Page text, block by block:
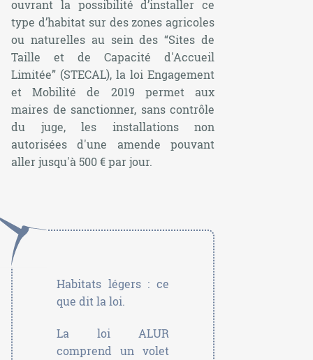
ouvrant la possibilité d’installer ce
type d’habitat sur des zones agricoles
ou naturelles au sein des “Sites de
Taille et de Capacité d'Accueil
Limitée” (STECAL), la loi Engagement
et Mobilité de 2019 permet aux
maires de sanctionner, sans contrôle
du juge, les installations non
autorisées d'une amende pouvant
aller jusqu'à 500 € par jour.
Habitats légers : ce
que dit la loi.
La loi ALUR
comprend un volet